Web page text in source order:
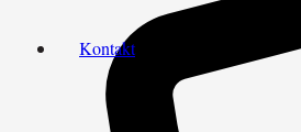
Kontakt